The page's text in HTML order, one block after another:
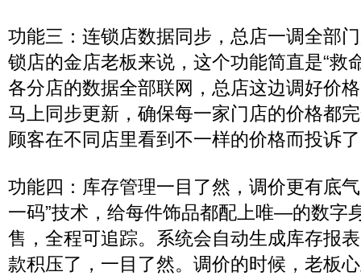
功能三：连锁店数据同步，总店一调全部
锁店的金店老板来说，这个功能简直是“救
各分店的数据全部联网，总店这边调好价
马上同步更新，确保每一家门店的价格都
顾客在不同店里看到不一样的价格而投诉
功能四：库存管理一目了然，调价更有底
一码”技术，给每件饰品都配上唯—的数字
售，全程可追踪。系统会自动生成库存报
款积压了，一目了然。调价的时候，老板